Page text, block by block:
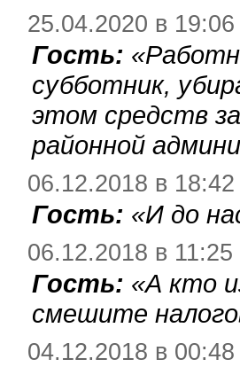
25.04.2020 в 19:06
Гость: «
субботник,
этом средств
районной
06.12.2018 в 18:42
Гость: «И до
06.12.2018 в 11:25
Гость: «А кто
смешите
04.12.2018 в 00:48